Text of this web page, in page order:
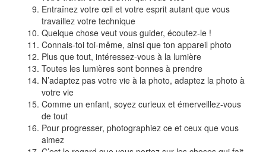
Entraînez votre œil et votre esprit autant que vous
travaillez votre technique
Quelque chose veut vous guider, écoutez-le !
Connais-toi toi-même, ainsi que ton appareil photo
Plus que tout, intéressez-vous à la lumière
Toutes les lumières sont bonnes à prendre
N’adaptez pas votre vie à la photo, adaptez la photo à
votre vie
Comme un enfant, soyez curieux et émerveillez-vous
de tout
Pour progresser, photographiez ce et ceux que vous
aimez